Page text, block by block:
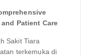
Patient Care
Sakit Tiara
terkemuka di